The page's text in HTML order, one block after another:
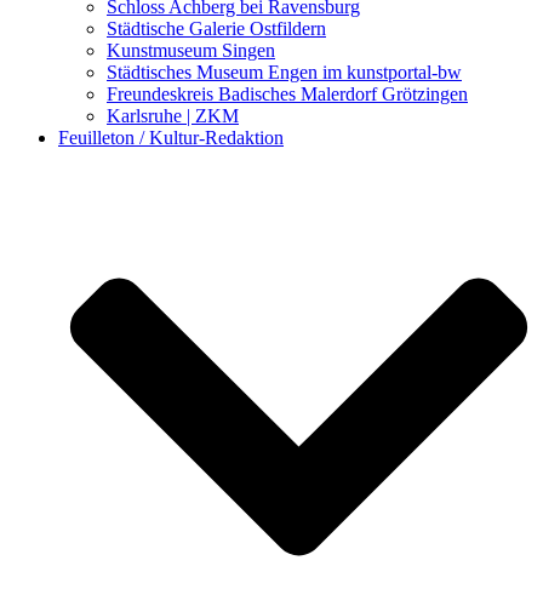
Schloss Achberg bei Ravensburg
Städtische Galerie Ostfildern
Kunstmuseum Singen
Städtisches Museum Engen im kunstportal-bw
Freundeskreis Badisches Malerdorf Grötzingen
Karlsruhe | ZKM
Feuilleton / Kultur-Redaktion